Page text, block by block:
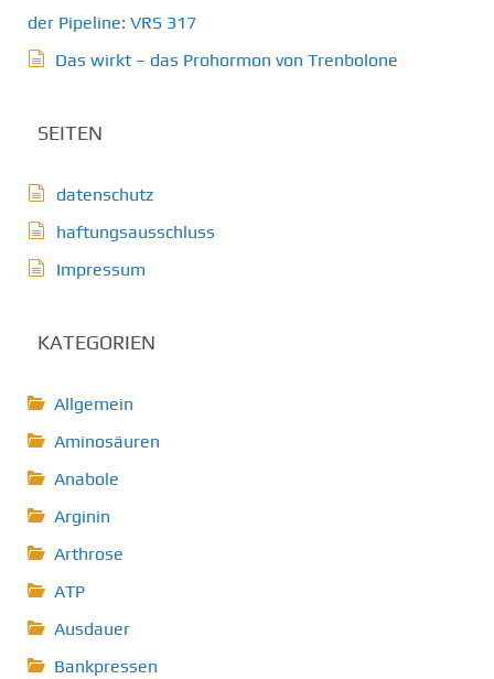
der Pipeline: VRS 317
Das wirkt – das Prohormon von Trenbolone
SEITEN
datenschutz
haftungsausschluss
Impressum
KATEGORIEN
Allgemein
Aminosäuren
Anabole
Arginin
Arthrose
ATP
Ausdauer
Bankpressen